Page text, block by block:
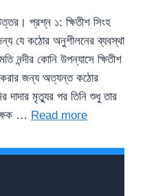
প্রশ্ন ১: ক্ষিতীশ সিংহ
যে কঠোর অনুশীলনের ব্যবস্থা
নন্দীর কোনি উপন্যাসে ক্ষিতীশ
করার জন্য অত্যন্ত কঠোর
দাদার মৃত্যুর পর তিনি শুধু তার
… Read more